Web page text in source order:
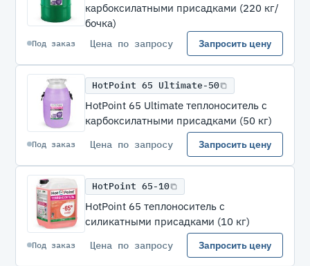
карбоксилатными присадками (220 кг/
бочка)
Под заказ Цена по запросу Запросить цену
HotPoint 65 Ultimate-50
HotPoint 65 Ultimate теплоноситель с
карбоксилатными присадками (50 кг)
Под заказ Цена по запросу Запросить цену
HotPoint 65-10
HotPoint 65 теплоноситель с
силикатными присадками (10 кг)
Под заказ Цена по запросу Запросить цену